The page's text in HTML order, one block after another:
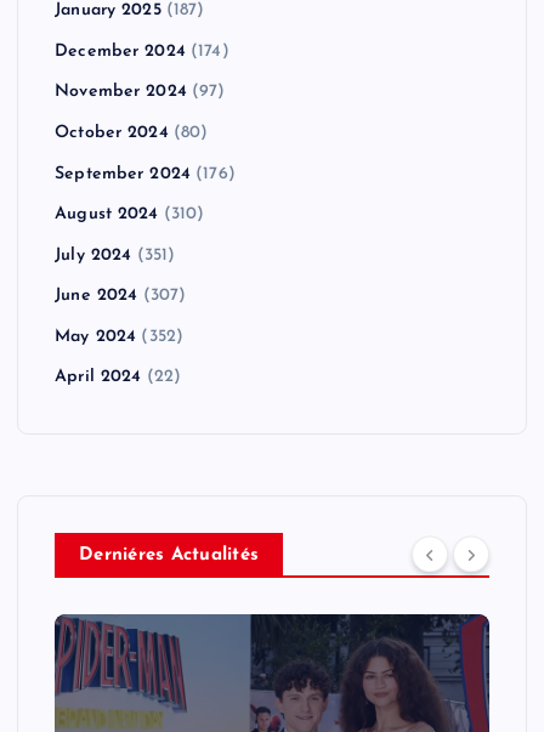
January 2025(187)
December 2024 (174)
November 2024 (97)
October 2024 (80)
September 2024 (176)
August 2024 (310)
July 2024 (351)
June 2024 (307)
May 2024 (352)
April 2024 (22)
Derniéres Actualités